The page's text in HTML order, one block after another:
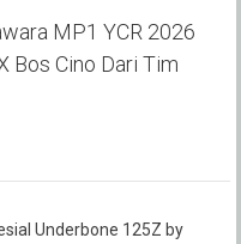
MP1 YCR 2026
Bos Cino Dari Tim
Underbone 125Z by